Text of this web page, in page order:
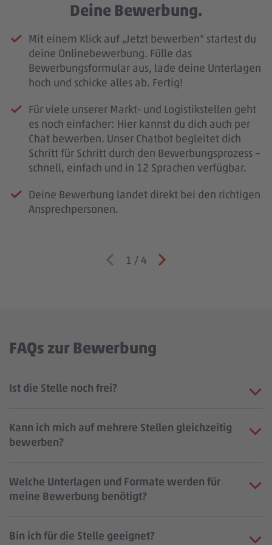
Deine Bewerbung.
Mit einem Klick auf „Jetzt bewerben“ startest du
deine Onlinebewerbung. Fülle das
Bewerbungsformular aus, lade deine Unterlagen
hoch und schicke alles ab. Fertig!
Für viele unserer Markt- und Logistikstellen geht
es noch einfacher: Hier kannst du dich auch per
Chat bewerben. Unser Chatbot begleitet dich
Schritt für Schritt durch den Bewerbungsprozess –
schnell, einfach und in 12 Sprachen verfügbar.
Deine Bewerbung landet direkt bei den richtigen
Ansprechpersonen.
1 / 4
FAQs zur Bewerbung
Ist die Stelle noch frei?
Kann ich mich auf mehrere Stellen gleichzeitig
bewerben?
Welche Unterlagen und Formate werden für
meine Bewerbung benötigt?
Bin ich für die Stelle geeignet?